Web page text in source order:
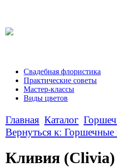
Свадебная флористика
Практические советы
Мастер-классы
Виды цветов
Главная Каталог
Вернуться к: Горшечные
Кливия (Clivia)